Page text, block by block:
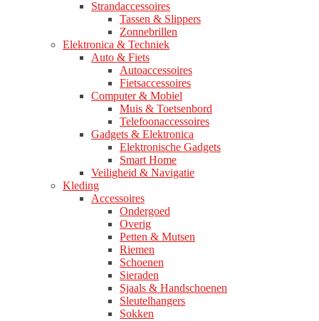
Strandaccessoires
Tassen & Slippers
Zonnebrillen
Elektronica & Techniek
Auto & Fiets
Autoaccessoires
Fietsaccessoires
Computer & Mobiel
Muis & Toetsenbord
Telefoonaccessoires
Gadgets & Elektronica
Elektronische Gadgets
Smart Home
Veiligheid & Navigatie
Kleding
Accessoires
Ondergoed
Overig
Petten & Mutsen
Riemen
Schoenen
Sieraden
Sjaals & Handschoenen
Sleutelhangers
Sokken